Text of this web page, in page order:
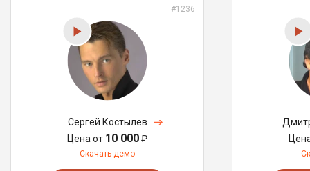
#1236
Сергей Костылев
Цена от 10 000₽
Скачать демо